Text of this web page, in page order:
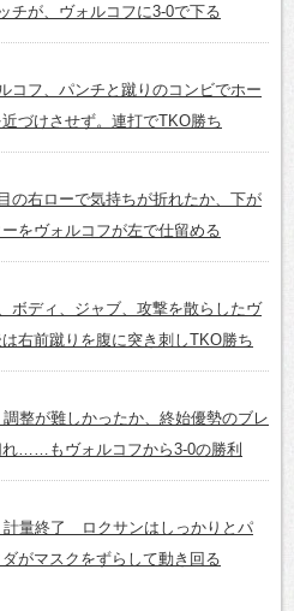
チが、ヴォルコフに3-0で下る
コフ、パンチと蹴りのコンビでホー
づけさせず。連打でTKO勝ち
の右ローで気持ちが折れたか、下が
をヴォルコフが左で仕留める
ボディ、ジャブ、攻撃を散らしたヴ
右前蹴りを腹に突き刺しTKO勝ち
調整が難しかったか、終始優勢のブレ
れ……もヴォルコフから3-0の勝利
計量終了 ロクサンはしっかりとパ
がマスクをずらして動き回る